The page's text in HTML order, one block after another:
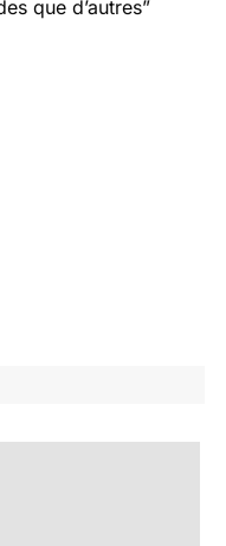
que d’autres”